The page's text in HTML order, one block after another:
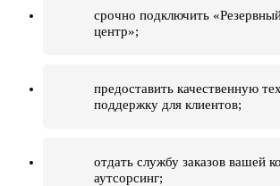
срочно подключить
центр»;
предоставить качественную
поддержку для клиентов;
отдать службу заказов вашей
аутсорсинг;